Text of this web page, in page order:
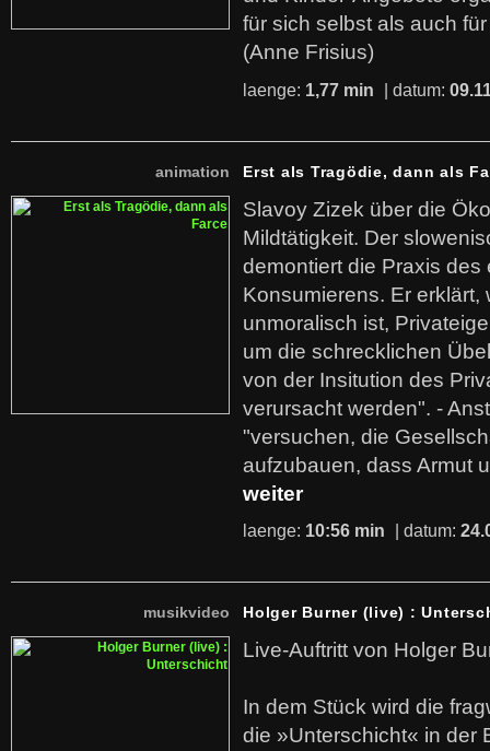
für sich selbst als auch
(Anne Frisius)
laenge: 1,77 min | datum:
animation Erst als Tragödie, dann als
Slavoy Zizek über die
Mildtätigkeit. Der
demontiert die Praxis des
Konsumierens. Er erklärt,
unmoralisch ist,
um die schrecklichen
von der Insitution des
verursacht werden". -
"versuchen, die
aufzubauen, dass Armut
weiter
laenge: 10:56 min | datum:
musikvideo Holger Burner (live) :
Live-Auftritt von Holger
In dem Stück wird die
die »Unterschicht« in der